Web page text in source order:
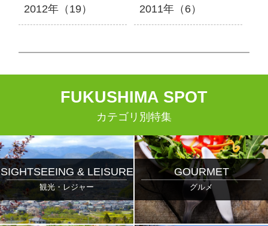
2012年（19） 2011年（6）
FUKUSHIMA SPOT
カテゴリ別特集
SIGHTSEEING & LEISURE
観光・レジャー
GOURMET
グルメ